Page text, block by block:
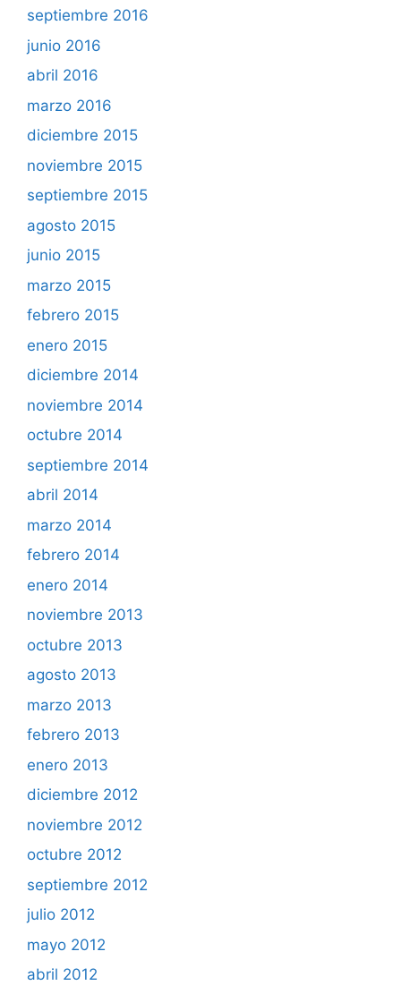
septiembre 2016
junio 2016
abril 2016
marzo 2016
diciembre 2015
noviembre 2015
septiembre 2015
agosto 2015
junio 2015
marzo 2015
febrero 2015
enero 2015
diciembre 2014
noviembre 2014
octubre 2014
septiembre 2014
abril 2014
marzo 2014
febrero 2014
enero 2014
noviembre 2013
octubre 2013
agosto 2013
marzo 2013
febrero 2013
enero 2013
diciembre 2012
noviembre 2012
octubre 2012
septiembre 2012
julio 2012
mayo 2012
abril 2012